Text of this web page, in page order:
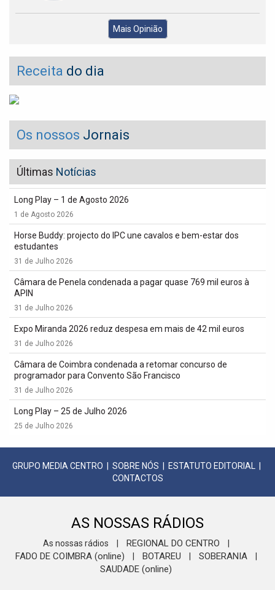
Mais Opinião
Receita do dia
Os nossos Jornais
Últimas Notícias
Long Play – 1 de Agosto 2026
1 de Agosto 2026
Horse Buddy: projecto do IPC une cavalos e bem-estar dos
estudantes
31 de Julho 2026
Câmara de Penela condenada a pagar quase 769 mil euros à
APIN
31 de Julho 2026
Expo Miranda 2026 reduz despesa em mais de 42 mil euros
31 de Julho 2026
Câmara de Coimbra condenada a retomar concurso de
programador para Convento São Francisco
31 de Julho 2026
Long Play – 25 de Julho 2026
25 de Julho 2026
GRUPO MEDIA CENTRO SOBRE NÓS ESTATUTO EDITORIAL
CONTACTOS
AS NOSSAS RÁDIOS
As nossas rádios REGIONAL DO CENTRO
FADO DE COIMBRA (online) BOTAREU SOBERANIA
SAUDADE (online)